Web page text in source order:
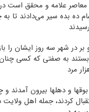
علامه و محقق است
ده بده سیر می‌دادند تا
رسیدند
در شهر سه روز ایشان را
بستند به صفتی که کسی
مرد
و دهلها بیرون آمدند
کردند، جمله اهل